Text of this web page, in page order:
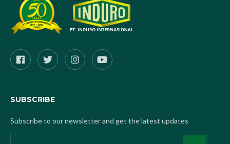
SUBSCRIBE
Subscribe to our newsletter and get the latest updates